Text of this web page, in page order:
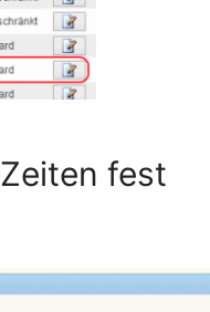
fest